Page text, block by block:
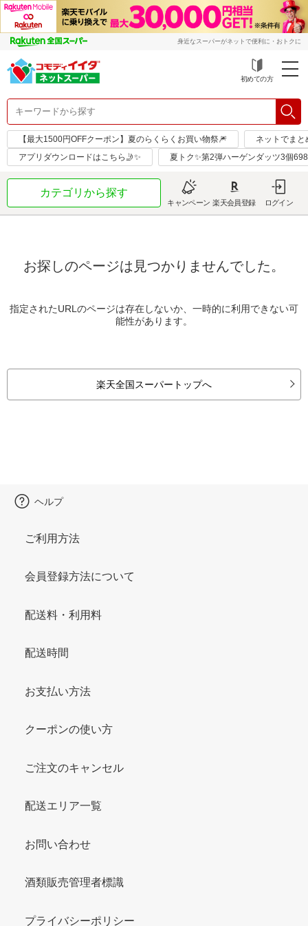
身近なスーパーがネットで便利に・おトクに
初めての方
【最大1500円OFFクーポン】夏のらくらくお買い物祭🎆
ネットでまと
アプリダウンロードはこちら🤳✨
夏トク✨第2弾ハーゲンダッツ3個
カテゴリから探す
キャンペーン 楽天会員登録 ログイン
お探しのページは見つかりませんでした。
指定されたURLのページは存在しないか、一時的に利用できない可
能性があります。
楽天全国スーパートップへ
ヘルプ
ご利用方法
会員登録方法について
配送料・利用料
配送時間
お支払い方法
クーポンの使い方
ご注文のキャンセル
配送エリア一覧
お問い合わせ
酒類販売管理者標識
プライバシーポリシー